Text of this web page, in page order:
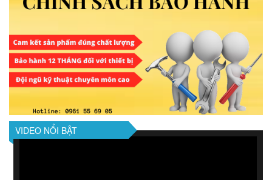
VIDEO NỔI BẬT